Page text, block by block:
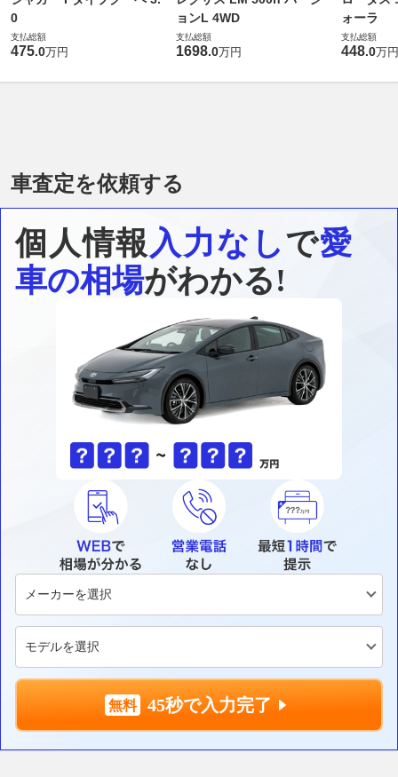
0
支払総額
475.0万円
ョンL 4WD
支払総額
1698.0万円
ォーラ
支払総額
448.0万円
車査定を依頼する
個人情報入力なしで愛
車の相場がわかる!
45秒で入力完了